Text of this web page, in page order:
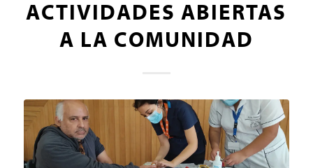
ACTIVIDADES ABIERTAS
A LA COMUNIDAD